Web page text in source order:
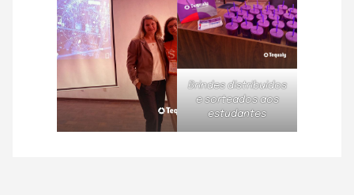
Brindes distribuidos
e sorteados aos
estudantes